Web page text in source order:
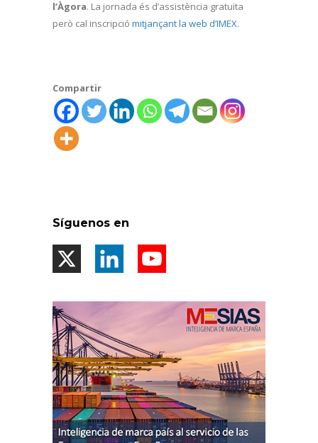
l’Àgora. La jornada és d’assistència gratuïta
però cal inscripció mitjançant la web d’IMEX.
Compartir
Síguenos en